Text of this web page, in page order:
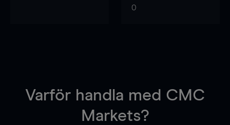
0
Varför handla med CMC
Markets?